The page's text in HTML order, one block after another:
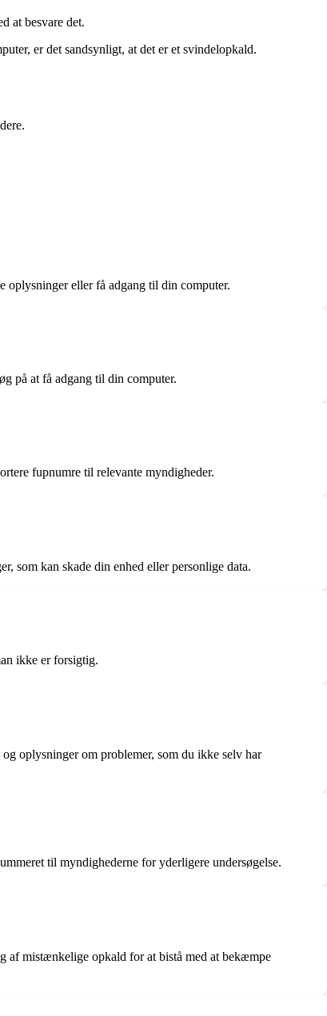
at besvare det.
er det sandsynligt, at det er et svindelopkald.
oplysninger eller få adgang til din computer.
på at få adgang til din computer.
fupnumre til relevante myndigheder.
som kan skade din enhed eller personlige data.
ikke er forsigtig.
oplysninger om problemer, som du ikke selv har
til myndighederne for yderligere undersøgelse.
af mistænkelige opkald for at bistå med at bekæmpe